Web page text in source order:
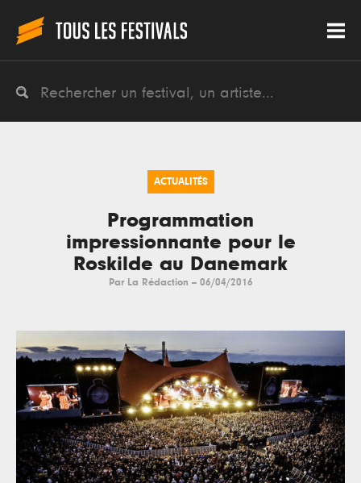
ACTUALITÉS
Programmation
impressionnante pour le
Roskilde au Danemark
Par La Rédaction -- 06/04/2016